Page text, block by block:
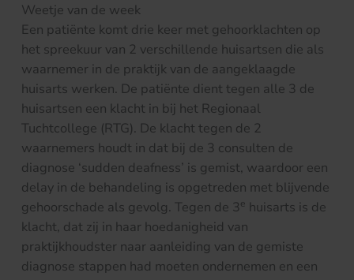
Weetje van de week
Een patiënte komt drie keer met gehoorklachten op
het spreekuur van 2 verschillende huisartsen die als
waarnemer in de praktijk van de aangeklaagde
huisarts werken. De patiënte dient tegen alle 3 de
huisartsen een klacht in bij het Regionaal
Tuchtcollege (RTG). De klacht tegen de 2
waarnemers houdt in dat bij de 3 consulten de
diagnose ‘sudden deafness’ is gemist, waardoor een
delay in de behandeling is opgetreden met blijvende
gehoorschade als gevolg. Tegen de 3e huisarts is de
klacht, dat zij in haar hoedanigheid van
praktijkhoudster naar aanleiding van de gemiste
diagnose stappen had moeten ondernemen en een